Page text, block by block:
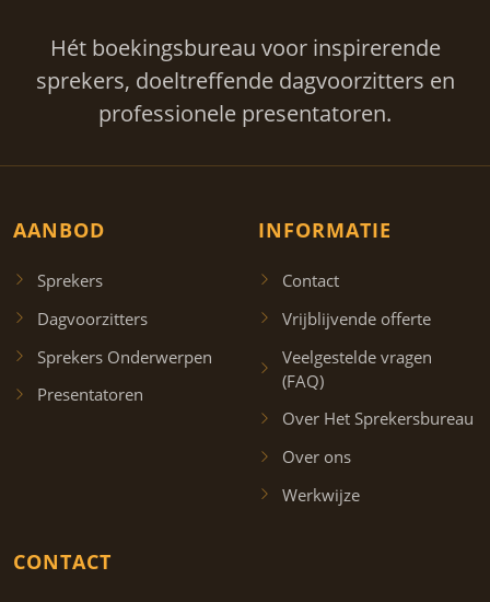
Hét boekingsbureau voor inspirerende
sprekers, doeltreffende dagvoorzitters en
professionele presentatoren.
AANBOD
Sprekers
Dagvoorzitters
Sprekers Onderwerpen
Presentatoren
INFORMATIE
Contact
Vrijblijvende offerte
Veelgestelde vragen
(FAQ)
Over Het Sprekersbureau
Over ons
Werkwijze
CONTACT